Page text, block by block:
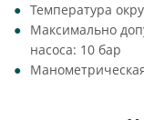
Температура
Максимально
насоса: 10 бар